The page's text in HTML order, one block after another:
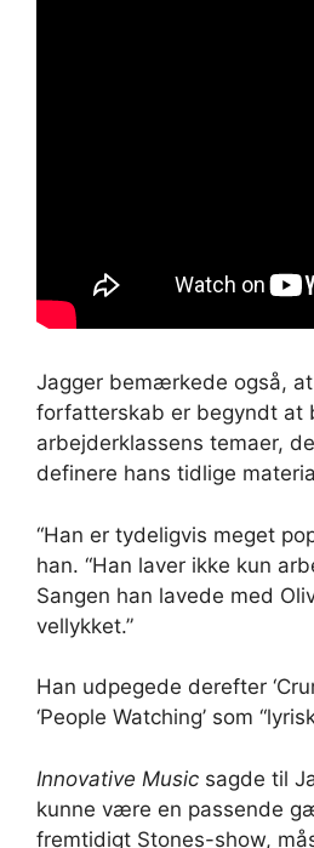
Jagger bemærkede også,
forfatterskab er begyndt at
arbejderklassens temaer,
definere hans tidlige
“Han er tydeligvis meget
han. “Han laver ikke kun
Sangen han lavede med
vellykket.”
Han udpegede derefter
‘People Watching’ som
Innovative Music sagde til
kunne være en passende
fremtidigt Stones-show,